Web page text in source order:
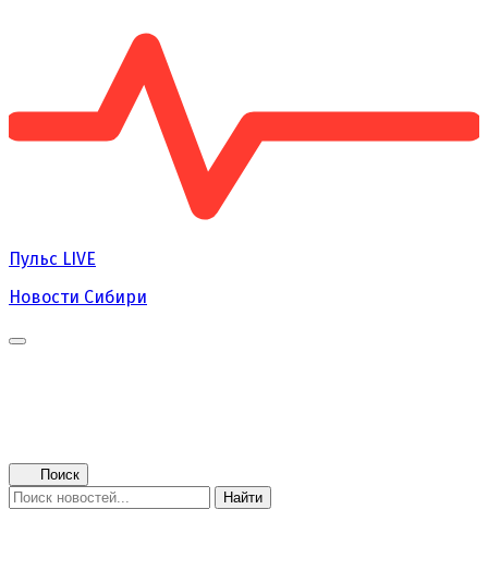
Пульс LIVE
Новости Сибири
Поиск
Найти